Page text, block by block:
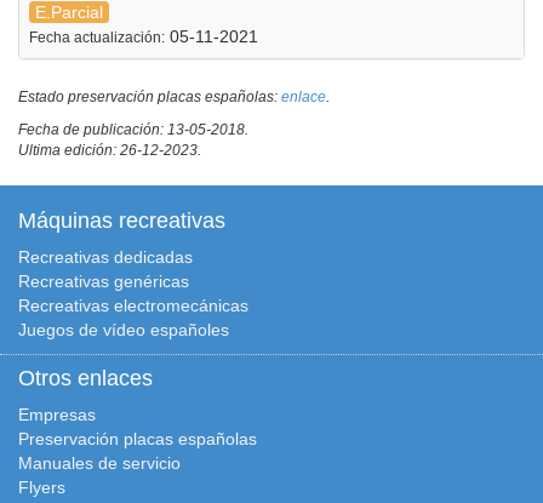
E.Parcial
Fecha actualización: 05-11-2021
Estado preservación placas españolas: enlace
Fecha de publicación: 13-05-2018.
Ultima edición: 26-12-2023.
Máquinas recreativas
Recreativas dedicadas
Recreativas genéricas
Recreativas electromecánicas
Juegos de vídeo españoles
Otros enlaces
Empresas
Preservación placas españolas
Manuales de servicio
Flyers